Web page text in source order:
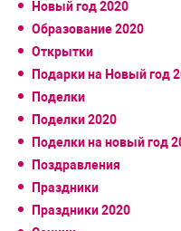
Новый год 2020
Образование 2020
Открытки
Подарки на Новый год
Поделки
Поделки 2020
Поделки на новый год
Поздравления
Праздники
Праздники 2020